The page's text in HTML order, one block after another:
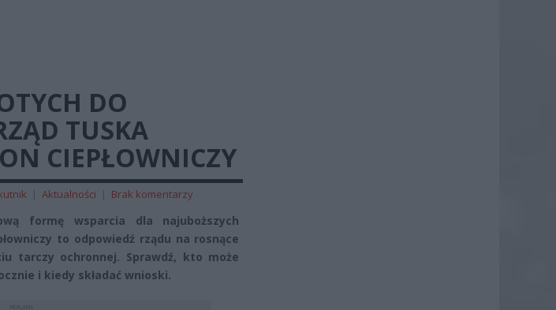
DO
TUSKA
CIEPŁOWNICZY
| Aktualności | Brak komentarzy
formę wsparcia dla najuboższych
to odpowiedź rządu na rosnące
tarczy ochronnej. Sprawdź, kto może
i kiedy składać wnioski.